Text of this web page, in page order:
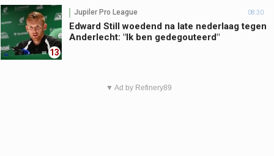
13
Jupiler Pro League 08:30
Edward Still woedend na late nederlaag tegen
Anderlecht: "Ik ben gedegouteerd"
▼ Ad by Refinery89